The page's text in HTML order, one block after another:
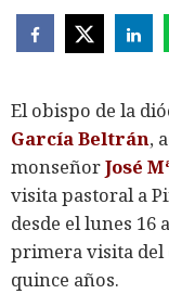
El obispo de la
García Beltrán,
monseñorJosé
visita pastoral a
desde el lunes 16
primera visita del
quince años.